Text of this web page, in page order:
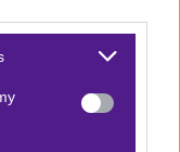
or more Google
You may click to
party tags to
in below Google
της ημέρας!